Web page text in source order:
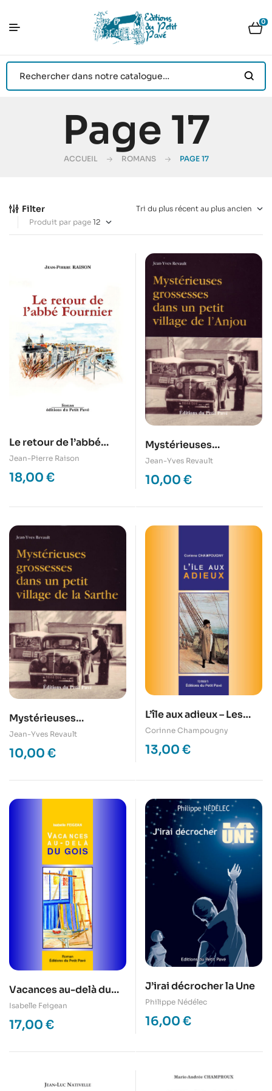
0
Page 17
ACCUEIL ROMANS PAGE 17
Filter
Produit par page
Le retour de l’abbé
Fournier
Jean-Pierre Raison
18,00 €
Mystérieuses
grossesses dans un
petit village de l’Anjou
Jean-Yves Revault
10,00 €
Mystérieuses
grossesses dans un
petit village de la
Sarthe
Jean-Yves Revault
10,00 €
L’île aux adieux – Les
trois derniers jours de
l’Empereur en France,
l’Ïle d’Aux
Corinne Champougny
13,00 €
Vacances au-delà du
Gois
Isabelle Feigean
17,00 €
J’irai décrocher la Une
Philippe Nédélec
16,00 €